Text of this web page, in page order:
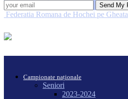
Federatia Romana de Hochei pe Gheata
Campionate naționale
Seniori
2023-2024